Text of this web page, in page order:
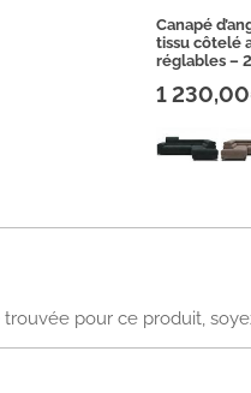
Canapé
tissu côtelé
réglables –
1
pour ce produit,